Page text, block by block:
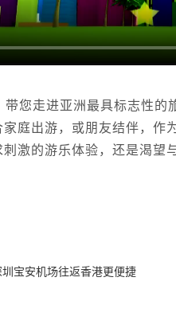
您走进亚洲最具标志性
庭出游，或朋友结伴，
激的游乐体验，还是渴
宝安机场往返香港更便捷